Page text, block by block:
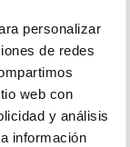
personalizar
de redes
web con
y análisis
información